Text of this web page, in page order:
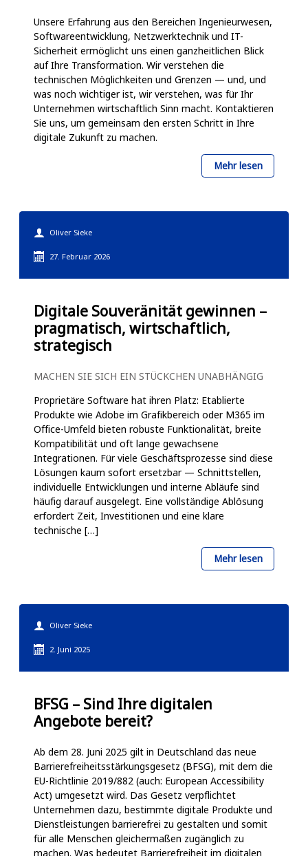
Unsere Erfahrung aus den Bereichen Ingenieurwesen,
Softwareentwicklung, Netzwerktechnik und IT-
Sicherheit ermöglicht uns einen ganzheitlichen Blick
auf Ihre Transformation. Wir verstehen die
technischen Möglichkeiten und Grenzen — und, und
was noch wichtiger ist, wir verstehen, was für Ihr
Unternehmen wirtschaftlich Sinn macht. Kontaktieren
Sie uns, um gemeinsam den ersten Schritt in Ihre
digitale Zukunft zu machen.
Mehr lesenüber
Oliver Sieke
27. Februar 2026
Digitale Souveränität gewinnen –
pragmatisch, wirtschaftlich,
strategisch
MACHEN SIE SICH EIN STÜCKCHEN UNABHÄNGIG
Proprietäre Software hat ihren Platz: Etablierte
Produkte wie Adobe im Grafikbereich oder M365 im
Office-Umfeld bieten robuste Funktionalität, breite
Kompatibilität und oft lange gewachsene
Integrationen. Für viele Geschäftsprozesse sind diese
Lösungen kaum sofort ersetzbar — Schnittstellen,
individuelle Entwicklungen und interne Abläufe sind
häufig darauf ausgelegt. Eine vollständige Ablösung
erfordert Zeit, Investitionen und eine klare
technische […]
Mehr lesenüber
Oliver Sieke
2. Juni 2025
BFSG – Sind Ihre digitalen
Angebote bereit?
Ab dem 28. Juni 2025 gilt in Deutschland das neue
Barrierefreiheitsstärkungsgesetz (BFSG), mit dem die
EU-Richtlinie 2019/882 (auch: European Accessibility
Act) umgesetzt wird. Das Gesetz verpflichtet
Unternehmen dazu, bestimmte digitale Produkte und
Dienstleistungen barrierefrei zu gestalten und somit
für alle Menschen gleichermaßen zugänglich zu
machen. Was bedeutet Barrierefreiheit im digitalen